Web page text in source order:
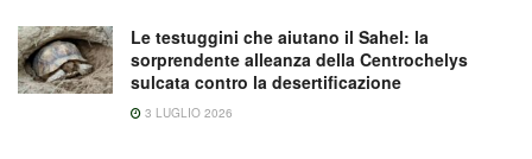
Le testuggini che aiutano il Sahel: la
sorprendente alleanza della Centrochelys
sulcata contro la desertificazione
3 LUGLIO 2026